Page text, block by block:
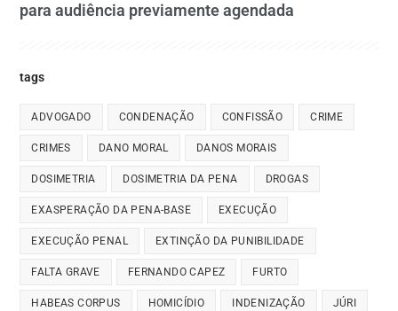
para audiência previamente agendada
tags
ADVOGADO CONDENAÇÃO CONFISSÃO CRIME
CRIMES DANO MORAL DANOS MORAIS
DOSIMETRIA DOSIMETRIA DA PENA DROGAS
EXASPERAÇÃO DA PENA-BASE EXECUÇÃO
EXECUÇÃO PENAL EXTINÇÃO DA PUNIBILIDADE
FALTA GRAVE FERNANDO CAPEZ FURTO
HABEAS CORPUS HOMICÍDIO INDENIZAÇÃO JÚRI